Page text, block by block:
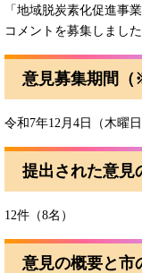
「地域脱炭素化促進事
コメントを募集しまし
意見募集期間（
令和7年12月4日（木曜
提出された意見
12件（8名）
意見の概要と市